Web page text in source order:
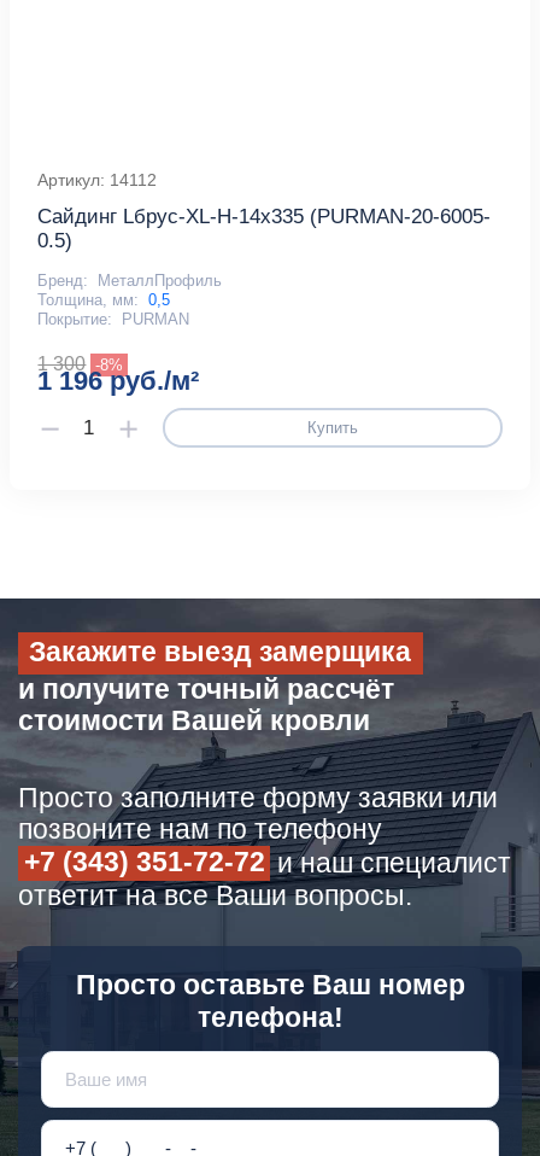
Артикул: 14112
Сайдинг Lбрус-XL-Н-14х335 (PURMAN-20-6005-
0.5)
Бренд:
МеталлПрофиль
Толщина, мм: 0,5
Покрытие:
PURMAN
1 300 -8%
1 196 руб./м²
Купить
Закажите выезд замерщика
и получите точный рассчёт
стоимости Вашей кровли
Просто заполните форму заявки или
позвоните нам по телефону
+7 (343) 351-72-72 и наш специалист
ответит на все Ваши вопросы.
Просто оставьте Ваш номер
телефона!